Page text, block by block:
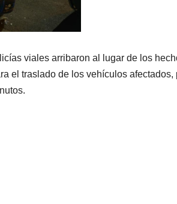
viales arribaron al lugar de los
el traslado de los vehículos afectados,